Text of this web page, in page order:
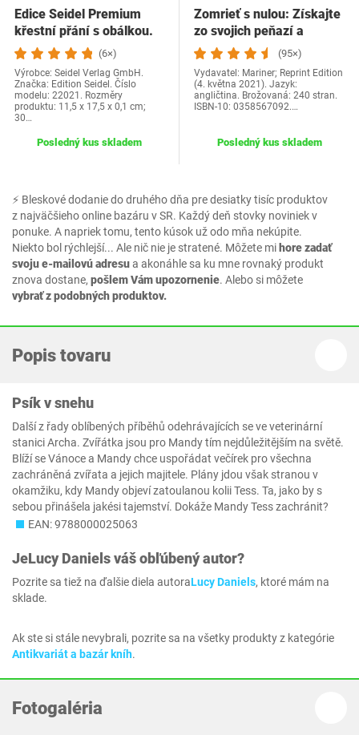
⚡ Bleskové dodanie do druhého dňa pre desiatky tisíc produktov
z najväčšieho online bazáru v SR. Každý deň stovky noviniek v
ponuke. A napriek tomu, tento kúsok už odo mňa nekúpite.
Niekto bol rýchlejší... Ale nič nie je stratené. Môžete mihore zadať
svoju e-mailovú adresua akonáhle sa ku mne rovnaký produkt
znova dostane, pošlem Vám upozornenie. Alebo si môžete
vybrať z podobných produktov.
Edice Seidel Premium
křestní přání s obálkou.
Přání ke křtu…(6×)
Výrobce: Seidel Verlag GmbH.
Značka: Edition Seidel. Číslo
modelu: 22021. Rozměry
produktu: 11,5 x 17,5 x 0,1 cm;
30…
Posledný kus skladem
Zomrieť s nulou: Získajte
zo svojich peňazí a
života…
(95×)
Vydavatel: Mariner; Reprint Edition
(4. května 2021). Jazyk:
angličtina. Brožovaná: 240 stran.
ISBN-10: 0358567092.…
Posledný kus skladem
Popis tovaru
Psík v snehu
Další z řady oblíbených příběhů odehrávajících se ve veterinární
stanici Archa. Zvířátka jsou pro Mandy tím nejdůležitějším na světě.
Blíží se Vánoce a Mandy chce uspořádat večírek pro všechna
zachráněná zvířata a jejich majitele. Plány jdou však stranou v
okamžiku, kdy Mandy objeví zatoulanou kolii Tess. Ta, jako by s
sebou přinášela jakési tajemství. Dokáže Mandy Tess zachránit?
EAN: 9788000025063
JeLucy Danielsváš obľúbený autor?
Pozrite sa tiež na ďalšie diela autoraLucy Daniels, ktoré mám na
sklade.
Ak ste si stále nevybrali, pozrite sa na všetky produkty z kategórie
Antikvariát a bazár kníh.
Fotogaléria